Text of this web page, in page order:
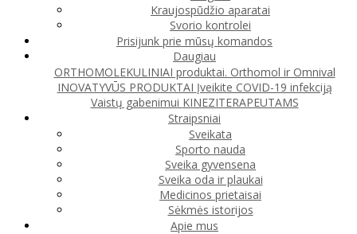
Kraujospūdžio aparatai
Svorio kontrolei
Prisijunk prie mūsų komandos
Daugiau
ORTHOMOLEKULINIAI produktai. Orthomol ir Omnival
INOVATYVŪS PRODUKTAI Įveikite COVID-19 infekciją
Vaistų gabenimui KINEZITERAPEUTAMS
Straipsniai
Sveikata
Sporto nauda
Sveika gyvensena
Sveika oda ir plaukai
Medicinos prietaisai
Sėkmės istorijos
Apie mus